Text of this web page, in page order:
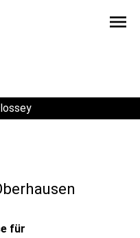
menu
für